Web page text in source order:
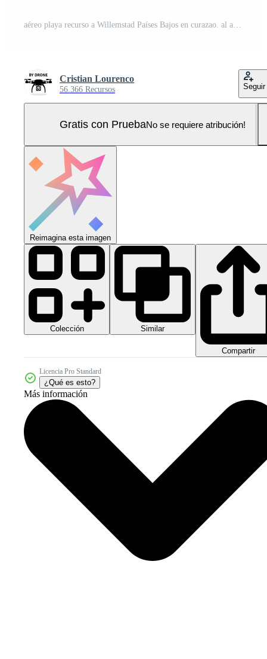
aéreo playa recurso a Willemstad Países Bajos en curazao. al aire libre horizonte. Foto Pro
Cristian Lourenco
56.366 Recursos Seguir
Gratis con PruebaNo se requiere atribución!
Reimagina esta imagen
Colección Similar
Compartir
Licencia Pro Standard
¿Qué es esto?
Más información